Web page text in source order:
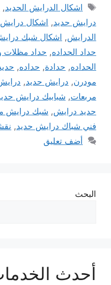
الوسوم
اشكال الدرايش الحديد,
درايش حديد, اشكال
الدرايش, اشكال شبك
حداد الحداده, حداد مظلات
الحداده, حدادة, حداده,
مودرن, درايش حديد,
مربعات, شبابيك درايش
حديد درايش, شبك درايش
فني شباك درايش حديد,
أضف تعليق
البحث
أحدث